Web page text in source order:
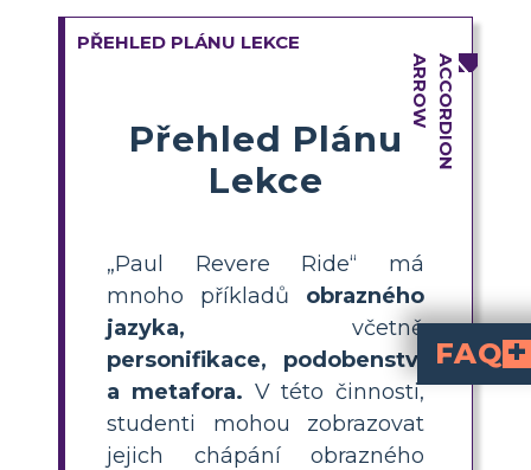
PŘEHLED PLÁNU LEKCE
Přehled Plánu
Lekce
„Paul Revere Ride“ má
mnoho příkladů obrazného
jazyka, včetně
personifikace, podobenství
a metafora. V této činnosti,
studenti mohou zobrazovat
jejich chápání obrazného
FAQ